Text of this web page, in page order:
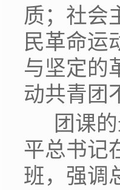
质；社会
民革命运
与坚定的
动共青团
团课
平总书记
班，强调